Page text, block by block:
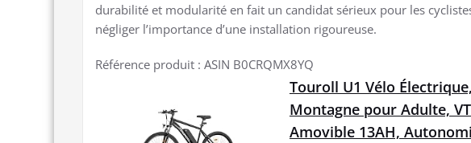
durabilité et modularité en fait un candidat sérieux pour les
négliger l’importance d’une installation rigoureuse.
Référence produit : ASIN B0CRQMX8YQ
Touroll U1 Vélo
Montagne pour Adulte,
Amovible 13AH,